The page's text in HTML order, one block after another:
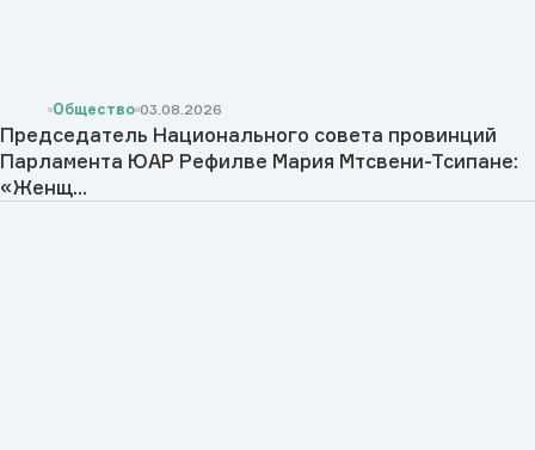
Общество 03.08.2026
Председатель Национального совета провинций
Парламента ЮАР Рефилве Мария Мтсвени-Тсипане:
«Женщ...